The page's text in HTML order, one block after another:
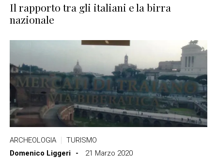
Il rapporto tra gli italiani e la birra
nazionale
ARCHEOLOGIA
TURISMO
Domenico Liggeri
21 Marzo 2020